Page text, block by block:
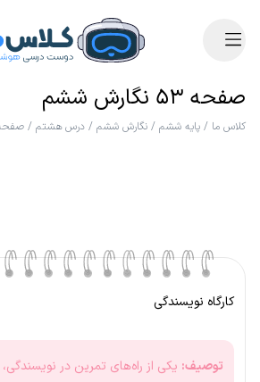
صفحه ۵۳ نگارش ششم
کلاس ما / پایه ششم / نگارش ششم / درس هشتم / صفحه
کارگاه نویسندگی
توصیف: یکی از راه‌های تمرین در